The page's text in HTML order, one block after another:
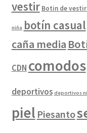
vestir Botin de
niña botín casual
caña media
CDN comodos
deportivos deportivos
piel Piesanto